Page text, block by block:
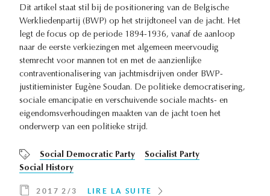
Dit artikel staat stil bij de positionering van de Belgische
Werkliedenpartij (BWP) op het strijdtoneel van de jacht. Het
legt de focus op de periode 1894-1936, vanaf de aanloop
naar de eerste verkiezingen met algemeen meervoudig
stemrecht voor mannen tot en met de aanzienlijke
contraventionalisering van jachtmisdrijven onder BWP-
justitieminister Eugène Soudan. De politieke democratisering,
sociale emancipatie en verschuivende sociale machts- en
eigendomsverhoudingen maakten van de jacht toen het
onderwerp van een politieke strijd.
Social Democratic Party
Socialist Party
Social History
2017 2/3 LIRE LA SUITE